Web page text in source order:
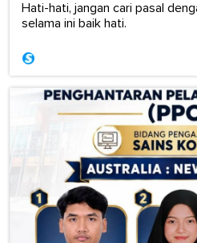
Hati-hati, jangan cari pasal
selama ini baik hati.